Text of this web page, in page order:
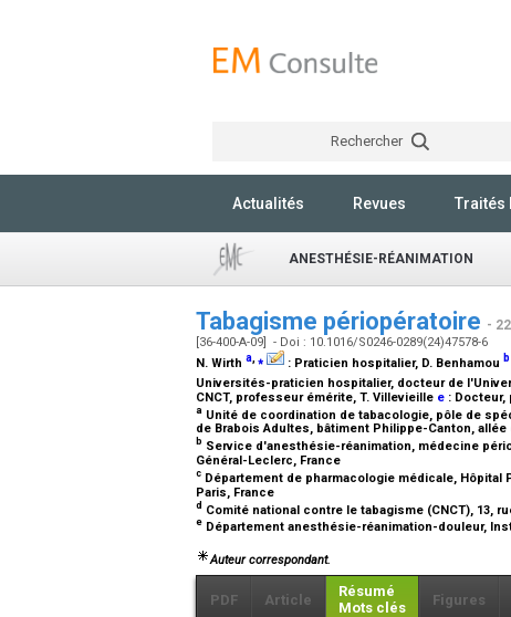
Rechercher
Actualités Revues Traités
ANESTHÉSIE-RÉANIMATION
Tabagisme périopératoire -
[36-400-A-09] - Doi : 10.1016/S0246-0289(24)47578-6
N. Wirth a,⁎ : Praticien hospitalier, D. Benhamou b
Universités-praticien hospitalier, docteur de
CNCT, professeur émérite, T. Villevieille e : Docteur,
a Unité de coordination de tabacologie, pôle de
de Brabois Adultes, bâtiment Philippe-Canton,
b Service d'anesthésie-réanimation, médecine
Général-Leclerc, France
c Département de pharmacologie médicale, Hôpital
Paris, France
d Comité national contre le tabagisme (CNCT), 13,
e Département anesthésie-réanimation-douleur,
Auteur correspondant.
PDF Article
Résumé
Mots clés
Figures